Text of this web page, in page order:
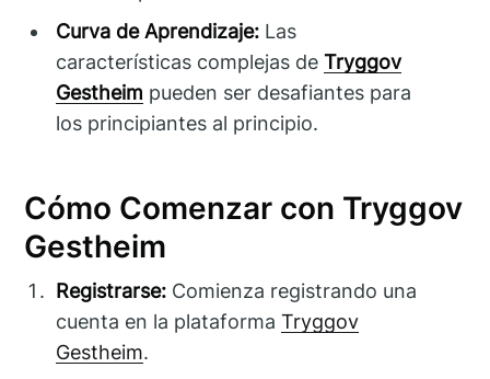
Curva de Aprendizaje: Las
características complejas deTryggov
Gestheim pueden ser desafiantes para
los principiantes al principio.
Cómo Comenzar con Tryggov
Gestheim
Registrarse: Comienza registrando una
cuenta en la plataformaTryggov
Gestheim.